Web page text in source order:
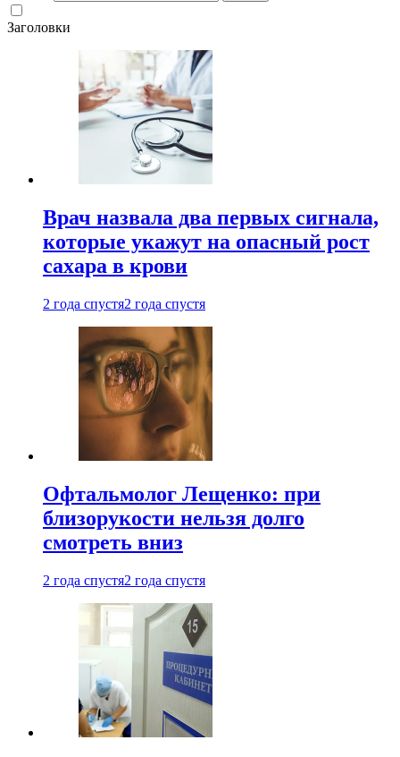
Заголовки
Врач назвала два первых сигнала,
которые укажут на опасный рост
сахара в крови
2 года спустя2 года спустя
Офтальмолог Лещенко: при
близорукости нельзя долго
смотреть вниз
2 года спустя2 года спустя